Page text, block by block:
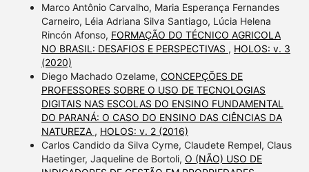
Marco Antônio Carvalho, Maria Esperança Fernandes
Carneiro, Léia Adriana Silva Santiago, Lúcia Helena
Rincón Afonso, FORMAÇÃO DO TÉCNICO AGRICOLA
NO BRASIL: DESAFIOS E PERSPECTIVAS , HOLOS: v. 3
(2020)
Diego Machado Ozelame, CONCEPÇÕES DE
PROFESSORES SOBRE O USO DE TECNOLOGIAS
DIGITAIS NAS ESCOLAS DO ENSINO FUNDAMENTAL
DO PARANÁ: O CASO DO ENSINO DAS CIÊNCIAS DA
NATUREZA , HOLOS: v. 2 (2016)
Carlos Candido da Silva Cyrne, Claudete Rempel, Claus
Haetinger, Jaqueline de Bortoli, O (NÃO) USO DE